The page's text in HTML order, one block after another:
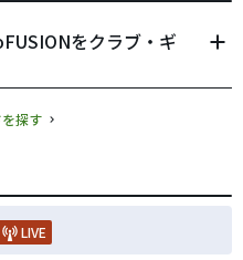
をクラブ・ギ
探す
LIVE